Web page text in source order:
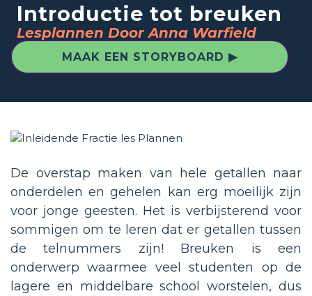
Introductie tot breuken
Lesplannen Door Anna Warfield
MAAK EEN STORYBOARD ▶
De overstap maken van hele getallen naar
onderdelen en gehelen kan erg moeilijk zijn
voor jonge geesten. Het is verbijsterend voor
sommigen om te leren dat er getallen tussen
de telnummers zijn! Breuken is een
onderwerp waarmee veel studenten op de
lagere en middelbare school worstelen, dus